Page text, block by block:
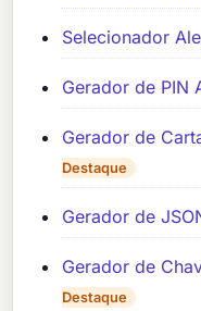
Selecionador
Gerador de PIN
Gerador de
Destaque
Gerador de
Gerador de
Destaque